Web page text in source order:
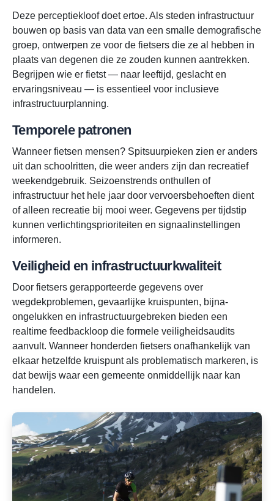
Deze perceptiekloof doet ertoe. Als steden infrastructuur
bouwen op basis van data van een smalle demografische
groep, ontwerpen ze voor de fietsers die ze al hebben in
plaats van degenen die ze zouden kunnen aantrekken.
Begrijpen wie er fietst — naar leeftijd, geslacht en
ervaringsniveau — is essentieel voor inclusieve
infrastructuurplanning.
Temporele patronen
Wanneer fietsen mensen? Spitsuurpieken zien er anders
uit dan schoolritten, die weer anders zijn dan recreatief
weekendgebruik. Seizoenstrends onthullen of
infrastructuur het hele jaar door vervoersbehoeften dient
of alleen recreatie bij mooi weer. Gegevens per tijdstip
kunnen verlichtingsprioriteiten en signaalinstellingen
informeren.
Veiligheid en infrastructuurkwaliteit
Door fietsers gerapporteerde gegevens over
wegdekproblemen, gevaarlijke kruispunten, bijna-
ongelukken en infrastructuurgebreken bieden een
realtime feedbackloop die formele veiligheidsaudits
aanvult. Wanneer honderden fietsers onafhankelijk van
elkaar hetzelfde kruispunt als problematisch markeren, is
dat bewijs waar een gemeente onmiddellijk naar kan
handelen.